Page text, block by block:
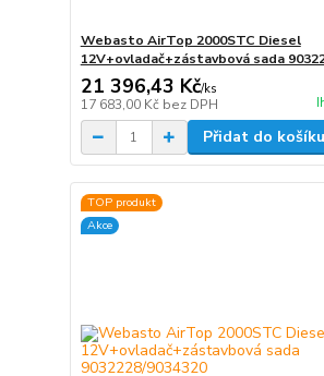
Webasto AirTop 2000STC Diesel
12V+ovladač+zástavbová sada
21 396,43 Kč/ks
17 683,00 Kč bez DPH
Přidat do košíku
TOP produkt
Akce